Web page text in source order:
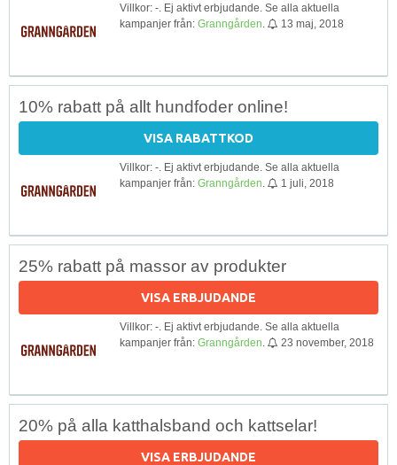
Villkor: -. Ej aktivt erbjudande. Se alla aktuella
kampanjer från: Granngården 13 maj, 2018
10% rabatt på allt hundfoder online!
VISA RABATTKOD
Villkor: -. Ej aktivt erbjudande. Se alla aktuella
kampanjer från: Granngården 1 juli, 2018
25% rabatt på massor av produkter
VISA ERBJUDANDE
Villkor: -. Ej aktivt erbjudande. Se alla aktuella
kampanjer från: Granngården 23 november, 2018
20% på alla katthalsband och kattselar!
VISA ERBJUDANDE